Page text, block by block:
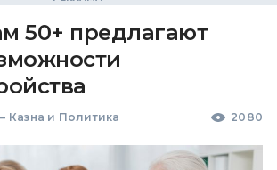
50+ предлагают
Казна и Политика 2080